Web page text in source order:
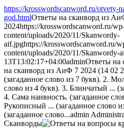
https://krosswordscanword.ru/otvety-
god.htmlОтветы на сканворд из
2024https://krosswordscanword.ru/
content/uploads/2020/11/Skanwordy-
aif.jpghttps://krosswordscanword.ru/
content/uploads/2020/11/Skanwordy-
13T13:02:17+04:00adminОтветы на
на сканворд из АиФ 7 2024 (14 02
(загаданное слово из 7 букв). 2.
слово из 4 букв). 3. Блинчатый ...
4. Сама наивность. (загаданное
Рукописный ... (загаданное слово
(загаданное слово...admin
Сканворды